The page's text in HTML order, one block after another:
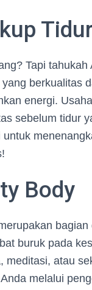
Tidur
Tapi
berkualitas
energi.
sebelum tidur
Body
buruk pada
meditasi, atau
melalui